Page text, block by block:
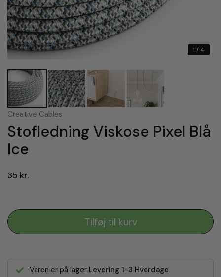
1 / 4
Creative Cables
Stofledning Viskose Pixel Blå
Ice
35 kr.
Tilføj til kurv
Varen er på lager Levering 1-3 Hverdage